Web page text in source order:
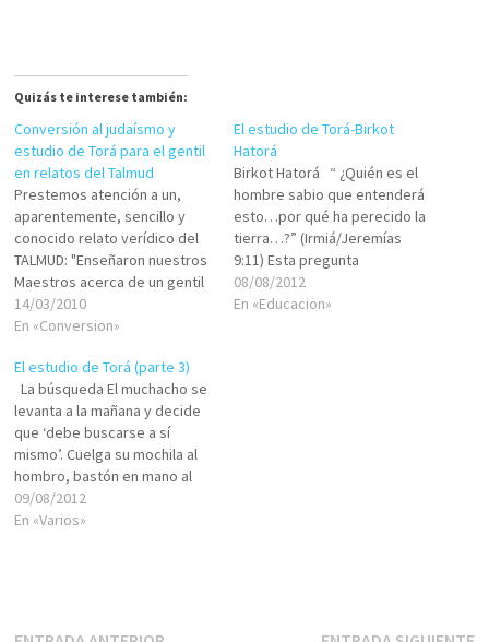
Quizás te interese también:
Conversión al judaísmo y
estudio de Torá para el gentil
en relatos del Talmud
Prestemos atención a un,
aparentemente, sencillo y
conocido relato verídico del
TALMUD: "Enseñaron nuestros
Maestros acerca de un gentil
que se presentó ante Shamai
(el supremo jefe de la
nombre), y le dijo: '¿Cuántas
Torot tienen ustedes?'. Le
respondió: 'Dos, una Torá
Escrita y una Torá…
14/03/2010
En «Conversion»
El estudio de Torá-Birkot
Hatorá
Birkot Hatorá “ ¿Quién es el
hombre sabio que entenderá
esto…por qué ha perecido la
tierra…?” (Irmiá/Jeremías
9:11) Esta pregunta
sorprende, ya que nosotros
sabemos que por tres
08/08/2012
En «Educacion»
El estudio de Torá (parte 3)
La búsqueda El muchacho se
levanta a la mañana y decide
que ‘debe buscarse a sí
mismo’. Cuelga su mochila al
hombro, bastón en mano al
estilo “mochilero” y sale… ¿a
donde? A buscarse a sí
09/08/2012
En «Varios»